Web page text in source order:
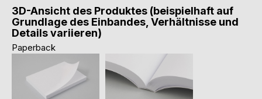
3D-Ansicht des Produktes (beispielhaft auf
Grundlage des Einbandes, Verhältnisse und
Details variieren)
Paperback